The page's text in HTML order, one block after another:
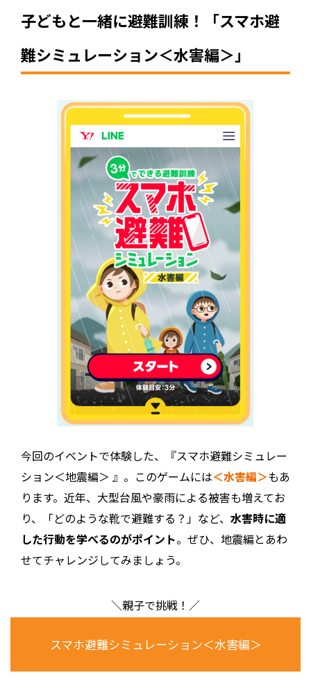
子どもと一緒に避難訓練！「スマホ避
難シミュレーション＜水害編＞」
今回のイベントで体験した、『スマホ避難シミュレー
ション＜地震編＞ 』。このゲームには＜水害編＞もあ
ります。近年、大型台風や豪雨による被害も増えてお
り、「どのような靴で避難する？」など、 水害時に適
した行動を学べるのがポイント。ぜひ、地震編とあわ
せてチャレンジしてみましょう。
＼親子で挑戦！／
スマホ避難シミュレーション＜水害編＞